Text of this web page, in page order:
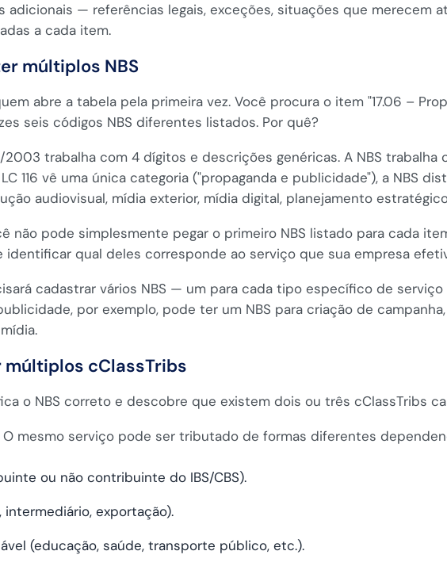
adicionais — referências legais, exceções, situações que merecem
a cada item.
múltiplos NBS
abre a tabela pela primeira vez. Você procura o item "17.06 –
seis códigos NBS diferentes listados. Por quê?
2003 trabalha com 4 dígitos e descrições genéricas. A NBS trabalha
116 vê uma única categoria ("propaganda e publicidade"), a NBS
audiovisual, mídia exterior, mídia digital, planejamento
não pode simplesmente pegar o primeiro NBS listado para cada item
identificar qual deles corresponde ao serviço que sua empresa
cadastrar vários NBS — um para cada tipo específico de
por exemplo, pode ter um NBS para criação de
múltiplos cClassTribs
o NBS correto e descobre que existem dois ou três cClassTribs
O mesmo serviço pode ser tributado de formas diferentes
ou não contribuinte do IBS/CBS).
exportação).
(educação, saúde, transporte público, etc.).